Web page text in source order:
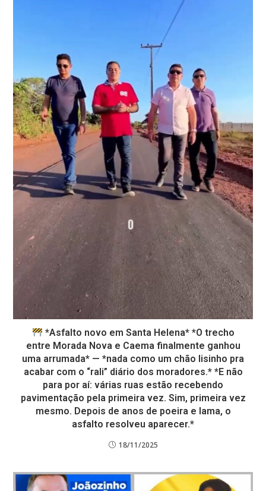
*Asfalto novo em Santa Helena* *O trecho
entre Morada Nova e Caema finalmente ganhou
uma arrumada* — *nada como um chão lisinho pra
acabar com o “rali” diário dos moradores.* *E não
para por aí: várias ruas estão recebendo
pavimentação pela primeira vez. Sim, primeira vez
mesmo. Depois de anos de poeira e lama, o
asfalto resolveu aparecer.*
18/11/2025